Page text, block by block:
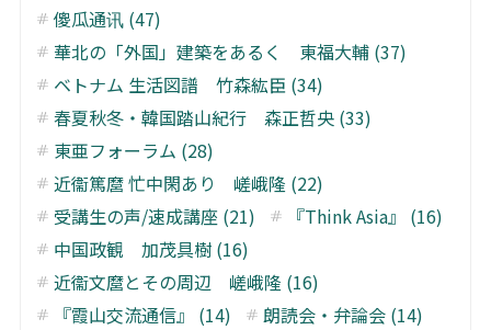
傻瓜通讯 (47)
華北の「外国」建築をあるく 東福大輔 (37)
ベトナム 生活図譜 竹森紘臣 (34)
春夏秋冬・韓国踏山紀行 森正哲央 (33)
東亜フォーラム (28)
近衞篤麿 忙中閑あり 嵯峨隆 (22)
受講生の声/速成講座 (21)
『Think Asia』 (16)
中国政観 加茂具樹 (16)
近衞文麿とその周辺 嵯峨隆 (16)
『霞山交流通信』 (14)
朗読会・弁論会 (14)